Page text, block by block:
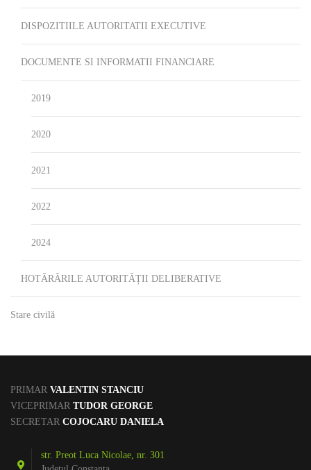
DISPOZITIILE AUTORITATII EXECUTIVE
DOCUMENTE SI INFORMATII FINANCIARE
2019
2020
2021
2022
2024
HOTĂRÂRILE AUTORITĂȚII DELIBERATIVE
Stare civilă
PRIMAR VALENTIN STANCIU
VICEPRIMAR TUDOR GEORGE
SECRETAR COJOCARU DANIELA
str. Preot Luca Nicolae, nr. 301